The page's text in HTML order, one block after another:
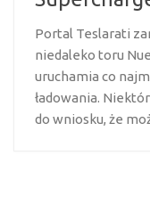
Portal Teslarati
niedaleko toru
uruchamia co
ładowania.
do wniosku, że